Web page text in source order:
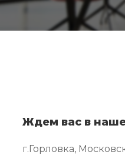
Ждем вас в
г.Горловка,